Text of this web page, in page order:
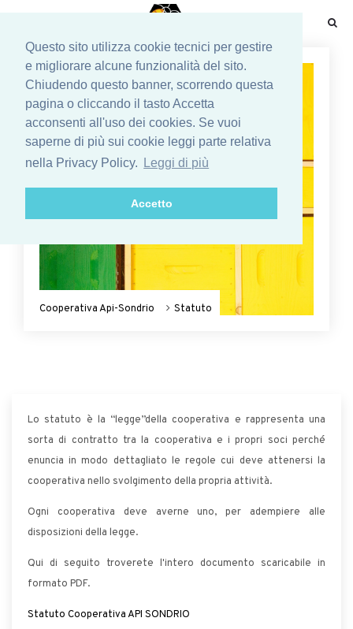
Questo sito utilizza cookie tecnici per gestire
e migliorare alcune funzionalità del sito.
Chiudendo questo banner, scorrendo questa
pagina o cliccando il tasto Accetta
acconsenti all'uso dei cookies. Se vuoi
saperne di più sui cookie leggi parte relativa
nella Privacy Policy.
Leggi di più
Accetto
Cooperativa Api-Sondrio Statuto
Lo statuto è la “legge”della cooperativa e rappresenta una
sorta di contratto tra la cooperativa e i propri soci perché
enuncia in modo dettagliato le regole cui deve attenersi la
cooperativa nello svolgimento della propria attività.
Ogni cooperativa deve averne uno, per adempiere alle
disposizioni della legge.
Qui di seguito troverete l'intero documento scaricabile in
formato PDF.
Statuto Cooperativa API SONDRIO